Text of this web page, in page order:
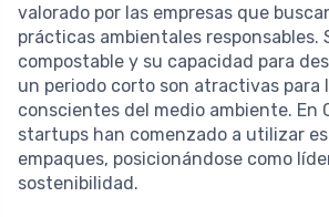
valorado por las empresas que
prácticas ambientales responsables.
compostable y su capacidad para
un periodo corto son atractivas para
conscientes del medio ambiente. En
startups han comenzado a utilizar
empaques, posicionándose como
sostenibilidad.